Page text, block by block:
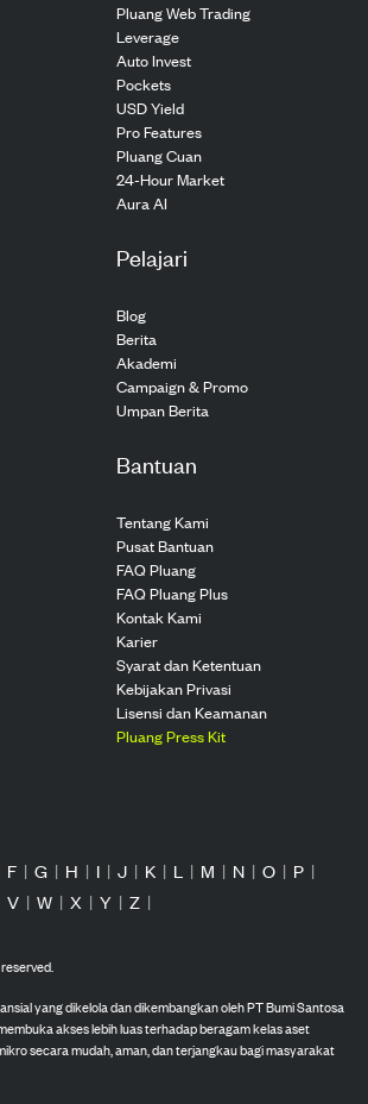
Pluang Web Trading
Leverage
Auto Invest
Pockets
USD Yield
Pro Features
Pluang Cuan
24-Hour Market
Aura AI
Pelajari
Blog
Berita
Akademi
Campaign & Promo
Umpan Berita
Bantuan
Tentang Kami
Pusat Bantuan
FAQ Pluang
FAQ Pluang Plus
Kontak Kami
Karier
Syarat dan Ketentuan
Kebijakan Privasi
Lisensi dan Keamanan
Pluang Press Kit
F | G | H | I | J | K | L | M | N | O | P |
V | W | X | Y | Z |
yang dikelola dan dikembangkan oleh PT Bumi Santosa
akses lebih luas terhadap beragam kelas aset
secara mudah, aman, dan terjangkau bagi masyarakat